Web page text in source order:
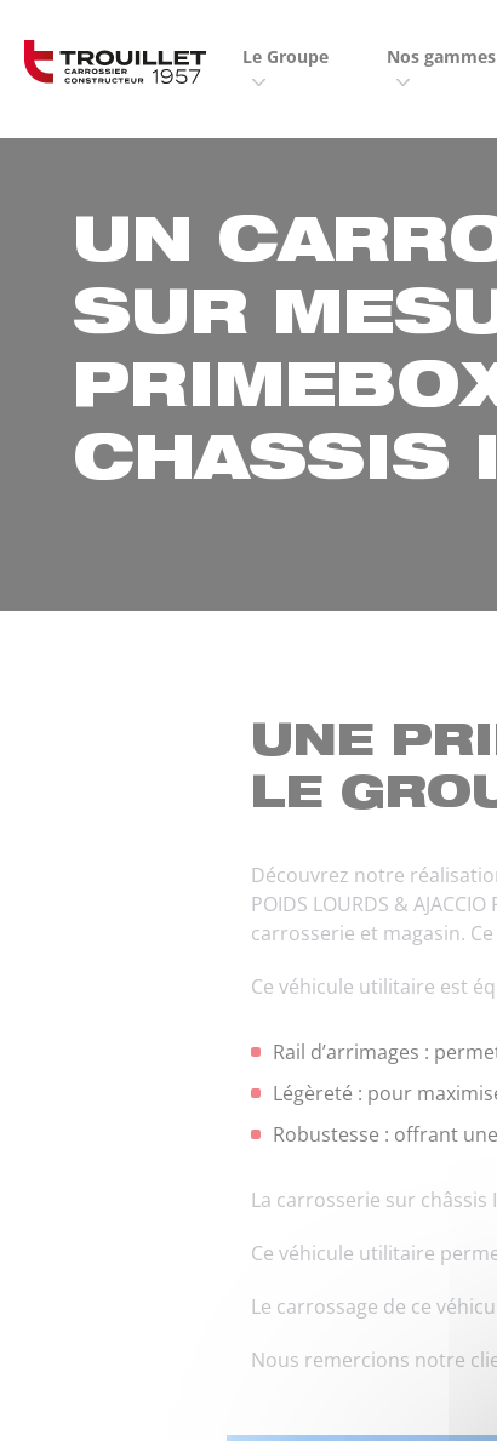
Le Groupe Nos gammes
UN
SUR
CHASSIS
UNE
LE
Découvrez notre
POIDS LOURDS &
carrosserie et magasin.
Ce véhicule utilitaire est
Rail d’arrimages :
Légèreté : pour
Robustesse : offrant
La carrosserie sur châssis
Ce véhicule utilitaire
Le carrossage de ce
Nous remercions notre